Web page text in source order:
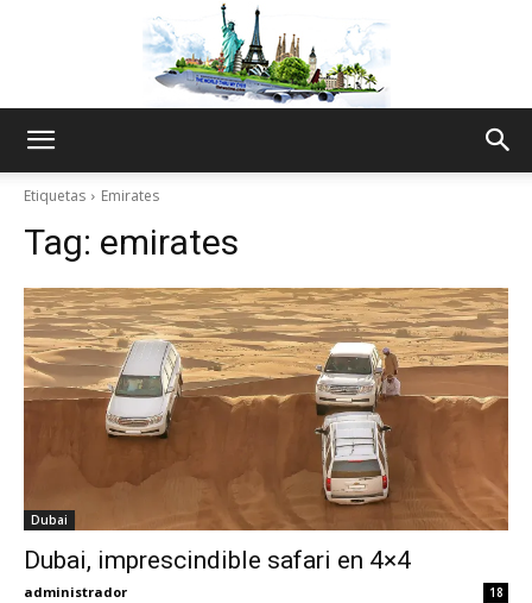
Thru
My
Etiquetas Emirates
Tag: emirates
Dubai
Dubai, imprescindible safari en 4×4
administrador 18